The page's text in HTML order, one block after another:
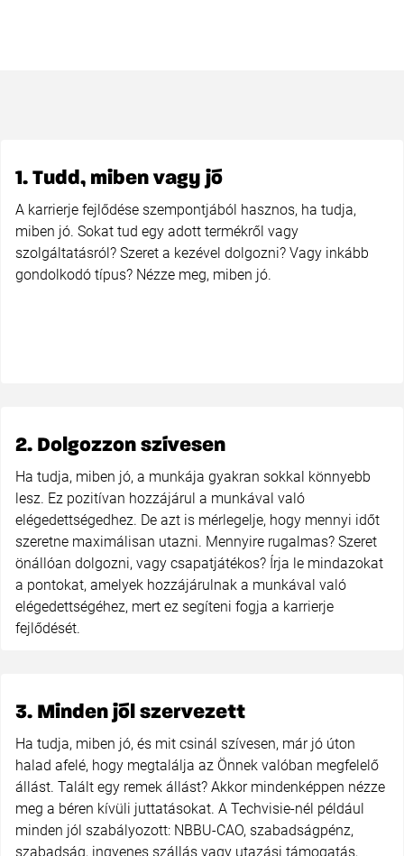
1. Tudd, miben vagy jó
A karrierje fejlődése szempontjából hasznos, ha tudja,
miben jó. Sokat tud egy adott termékről vagy
szolgáltatásról? Szeret a kezével dolgozni? Vagy inkább
gondolkodó típus? Nézze meg, miben jó.
2. Dolgozzon szívesen
Ha tudja, miben jó, a munkája gyakran sokkal könnyebb
lesz. Ez pozitívan hozzájárul a munkával való
elégedettségedhez. De azt is mérlegelje, hogy mennyi időt
szeretne maximálisan utazni. Mennyire rugalmas? Szeret
önállóan dolgozni, vagy csapatjátékos? Írja le mindazokat
a pontokat, amelyek hozzájárulnak a munkával való
elégedettségéhez, mert ez segíteni fogja a karrierje
fejlődését.
3. Minden jól szervezett
Ha tudja, miben jó, és mit csinál szívesen, már jó úton
halad afelé, hogy megtalálja az Önnek valóban megfelelő
állást. Talált egy remek állást? Akkor mindenképpen nézze
meg a béren kívüli juttatásokat. A Techvisie-nél például
minden jól szabályozott: NBBU-CAO, szabadságpénz,
szabadság, ingyenes szállás vagy utazási támogatás,